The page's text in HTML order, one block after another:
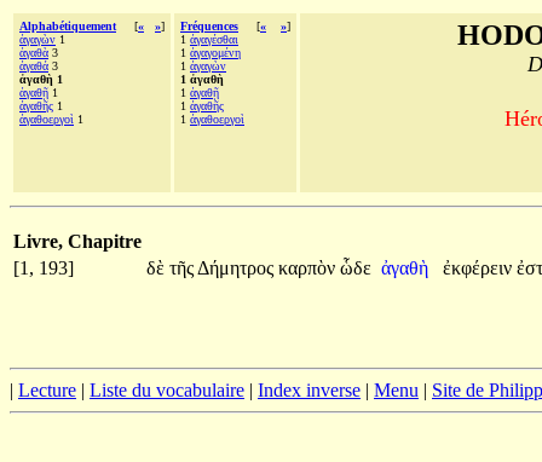
Alphabétiquement [« »]
ἀγαγὼν 1
ἀγαθὰ 3
ἀγαθά 3
ἀγαθὴ 1
ἀγαθῇ 1
ἀγαθῆς 1
ἀγαθοεργοὶ 1
Fréquences [« »]
1 ἀγαγέσθαι
1 ἀγαγομένη
1 ἀγαγὼν
1 ἀγαθὴ
1 ἀγαθῇ
1 ἀγαθῆς
1 ἀγαθοεργοὶ
Livre, Chapitre
[1, 193]
δὲ τῆς Δήμητρος καρπὸν ὧδε ἀγαθὴ ἐκφέρειν
| Lecture | Liste du vocabulaire | Index inverse | Menu | Site de